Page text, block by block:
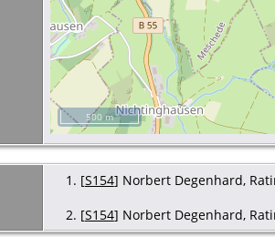
500 m
[S154] Norbert Degenhard,
[S154] Norbert Degenhard,